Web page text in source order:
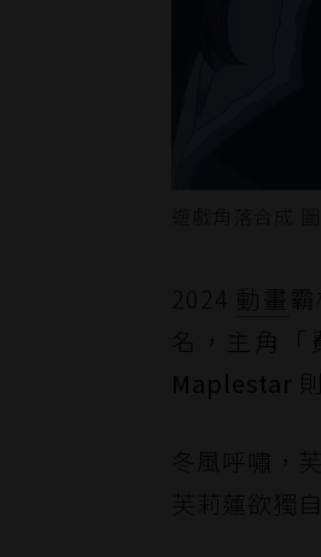
2024 動畫 霸
名，主角
Maplestar
冬風呼嘯，
芙莉蓮欲獨